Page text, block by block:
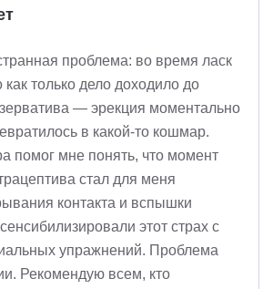
проблема: во время ласк
как только дело доходило до
— эрекция моментально
в какой-то кошмар.
помог мне понять, что момент
стал для меня
контакта и вспышки
этот страх с
упражнений. Проблема
Рекомендую всем, кто